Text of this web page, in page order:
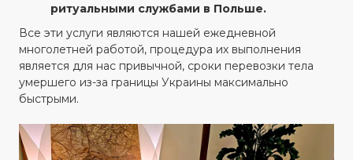
ритуальными службами в Польше.
Все эти услуги являются нашей ежедневной
многолетней работой, процедура их выполнения
является для нас привычной, сроки перевозки тела
умершего из-за границы Украины максимально
быстрыми.